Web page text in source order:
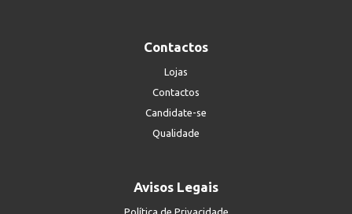
Contactos
Lojas
Contactos
Candidate-se
Qualidade
Avisos Legais
Política de Privacidade